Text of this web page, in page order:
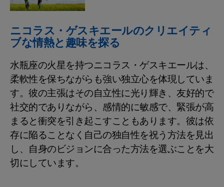
ニコラス・ゲスキエールのクリエイティ
ブな情熱と趣味を探る
水瓶座の火星を持つニコラス・ゲスキエールは、
柔軟性を保ちながらも強い独立心を体現していま
す。彼の主張はその自立性に光り輝き、友好的で
社交的でありながら、感情的に敏感で、緊張が高
まると衝突を引き起こすこともあります。彼は依
存に陥ることなく自己の独自性を祝う方法を見出
し、自身のビジョンに合った方法を選ぶことを大
切にしています。